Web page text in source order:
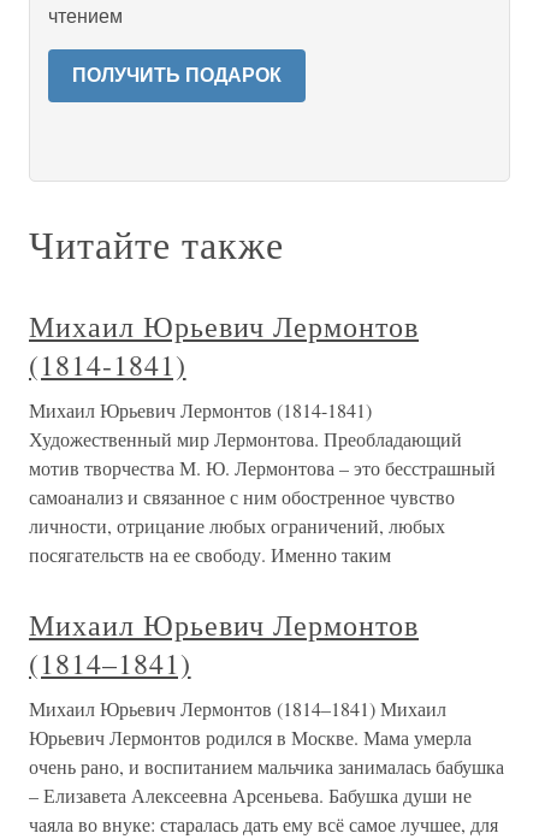
чтением
ПОЛУЧИТЬ ПОДАРОК
Читайте также
Михаил Юрьевич Лермонтов
(1814-1841)
Михаил Юрьевич Лермонтов (1814-1841)
Художественный мир Лермонтова. Преобладающий
мотив творчества М. Ю. Лермонтова – это бесстрашный
самоанализ и связанное с ним обостренное чувство
личности, отрицание любых ограничений, любых
посягательств на ее свободу. Именно таким
Михаил Юрьевич Лермонтов
(1814–1841)
Михаил Юрьевич Лермонтов (1814–1841) Михаил
Юрьевич Лермонтов родился в Москве. Мама умерла
очень рано, и воспитанием мальчика занималась бабушка
– Елизавета Алексеевна Арсеньева. Бабушка души не
чаяла во внуке: старалась дать ему всё самое лучшее, для